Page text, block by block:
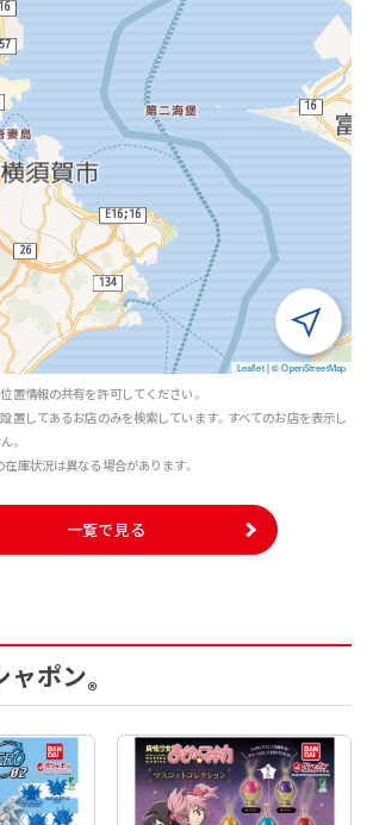
Leaflet |©OpenStreetMap
置情報の共有を許可してください。
置してあるお店のみを検索しています。すべてのお店を表示し
。
庫状況は異なる場合があります。
一覧で見る
ャポン®